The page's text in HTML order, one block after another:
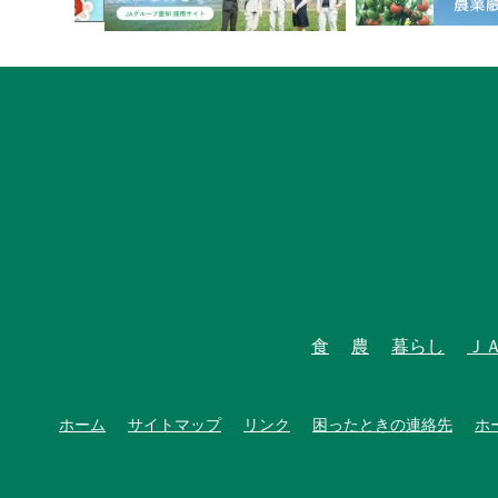
食 農 暮らし Ｊ
ホーム サイトマップ リンク 困ったときの連絡先 ホ